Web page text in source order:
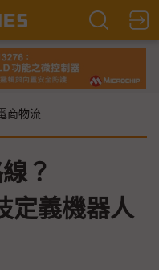
商物流
線？
定義機器人